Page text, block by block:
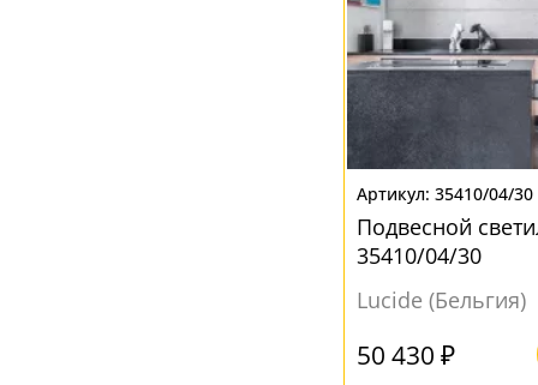
35410/04/30
Подвесной
35410/04/30
Lucide (Бельгия)
50 430 ₽